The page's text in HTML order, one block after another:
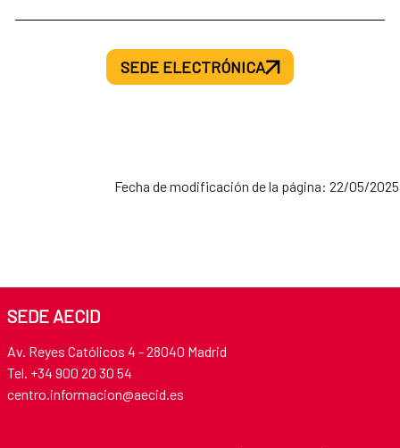
SEDE ELECTRÓNICA
Fecha de modificación de la página: 22/05/2025
SEDE AECID
Av. Reyes Católicos 4 - 28040 Madrid
Tel. +34 900 20 30 54​​​​​​​
centro.informacion@aecid.es